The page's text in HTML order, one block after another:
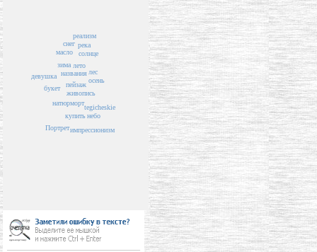
пейзаж
названия
живопись
лето
натюрморт
купить
солнце
лес
зима
осень
букет
масло
река
снег
tegicheskie
реализм
небо
импрессионизм
Портрет
девушка